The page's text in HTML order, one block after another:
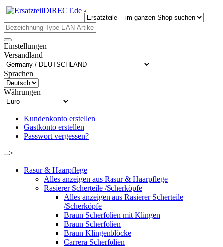
.
Einstellungen
Versandland
Sprachen
Währungen
Kundenkonto erstellen
Gastkonto erstellen
Passwort vergessen?
-->
Rasur & Haarpflege
Alles anzeigen aus Rasur & Haarpflege
Rasierer Scherteile /Scherköpfe
Alles anzeigen aus Rasierer Scherteile
/Scherköpfe
Braun Scherfolien mit Klingen
Braun Scherfolien
Braun Klingenblöcke
Carrera Scherfolien